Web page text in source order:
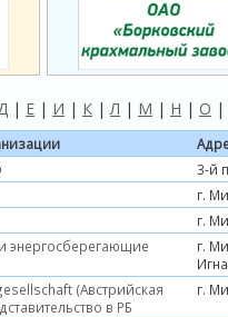
| Е | И | К |Л | М | Н | О |
3-й
г.
г.
энергосберегающие
г.
(Австрийская
в РБ
г.